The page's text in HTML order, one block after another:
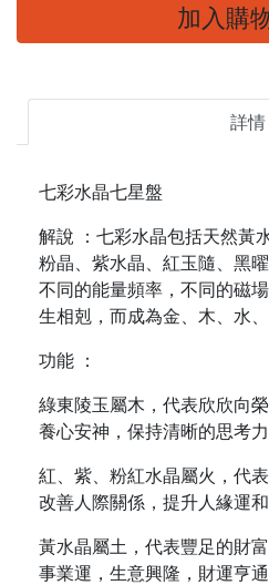
加入購
詳情
七彩水晶七星盤
解說 ：七彩水晶包括天然黃
粉晶、紫水晶、紅玉隨、黑
不同的能量頻率，不同的磁
生相剋，而成為金、木、水
功能 ：
綠東陵玉屬木，代表欣欣向
養心安神，保持清晰的思考力
紅、紫、粉紅水晶屬火，代
改善人際關係，提升人緣運和
黃水晶屬土，代表豐足的財
事業運，生意興隆，財運亨通